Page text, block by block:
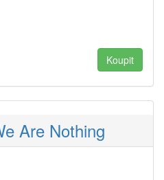
Are Nothing